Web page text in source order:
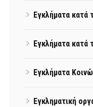
Εγκλήματα κατά
Εγκλήματα κατά
Εγκλήματα
Εγκληματική